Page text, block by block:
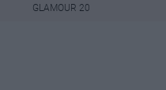
GLAMOUR 20